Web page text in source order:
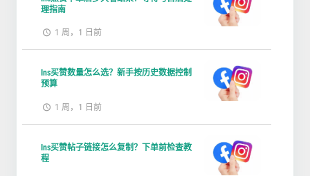
理指南
1 周，1 日前
Ins买赞数量怎么选？新手按历史数据控制
预算
1 周，1 日前
Ins买赞帖子链接怎么复制？下单前检查教
程